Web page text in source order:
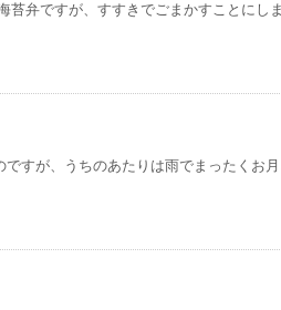
苔弁ですが、すすきでごまかすことにし
すが、うちのあたりは雨でまったくお